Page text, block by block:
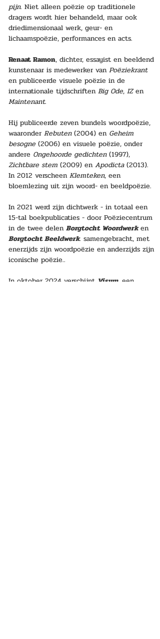
pijn. Niet alleen poëzie op traditionele
dragers wordt hier behandeld, maar ook
driedimensionaal werk, geur- en
lichaamspoëzie, performances en acts.
Renaat Ramon, dichter, essayist en beeldend
kunstenaar is medewerker van Poëziekrant
en publiceerde visuele poëzie in de
internationale tijdschriften Big Ode, IZ en
Maintenant.
Hij publiceerde zeven bundels woordpoëzie,
waaronder Rebuten (2004) en Geheim
besogne (2006) en visuele poëzie, onder
andere Ongehoorde gedichten (1997),
Zichtbare stem (2009) en Apodicta (2013).
In 2012 verscheen Klemteken, een
bloemlezing uit zijn woord- en beeldpoëzie.
In 2021 werd zijn dichtwerk - in totaal een
15-tal boekpublicaties - door Poëziecentrum
in de twee delen Borgtocht Woordwerk en
Borgtocht Beeldwerk. samengebracht, met
enerzijds zijn woordpoëzie en anderzijds zijn
iconische poëzie..
In oktober 2024 verschijnt Visum, een